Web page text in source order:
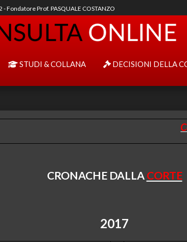
- Fondatore Prof. PASQUALE COSTANZO
STUDI & COLLANA DECISIONI DELLA
CRONACHE DALLA CORTE
2017